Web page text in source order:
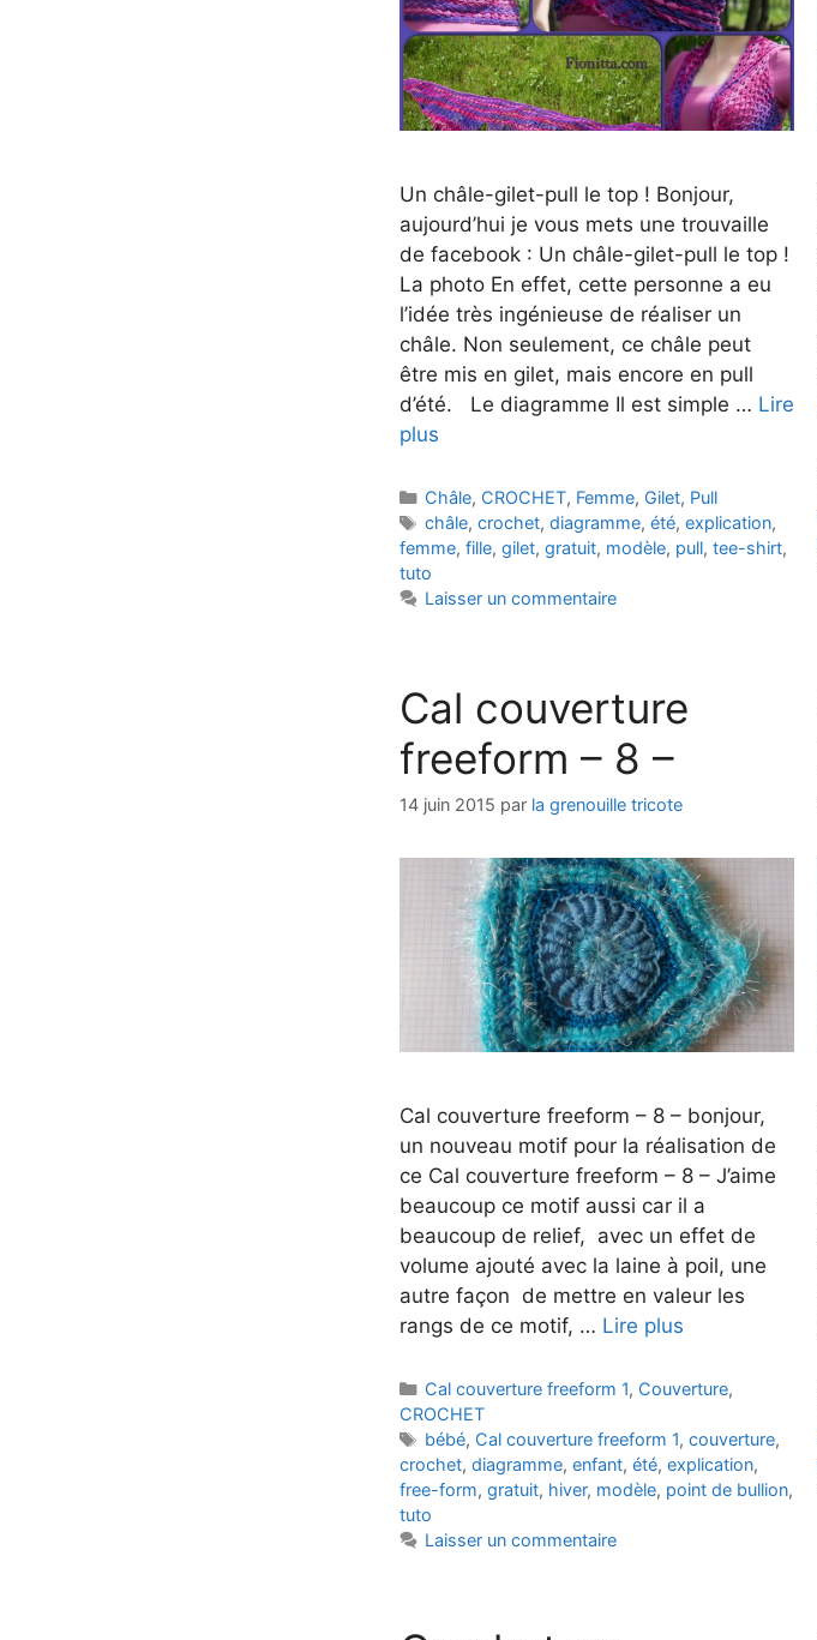
Un châle-gilet-pull le top ! Bonjour,
aujourd’hui je vous mets une trouvaille
de facebook : Un châle-gilet-pull le top !
La photo En effet, cette personne a eu
l’idée très ingénieuse de réaliser un
châle. Non seulement, ce châle peut
être mis en gilet, mais encore en pull
d’été. Le diagramme Il est simple … Lire
plus
Catégories
Châle, CROCHET, Femme, Gilet, Pull
Étiquettes
châle,crochet,diagramme,été,explication,
femme, fille, gilet, gratuit, modèle, pull, tee-shirt,
tuto
Laisser un commentaire
Cal couverture
freeform – 8 –
14 juin 2015 par la grenouille tricote
Cal couverture freeform – 8 – bonjour,
un nouveau motif pour la réalisation de
ce Cal couverture freeform – 8 – J’aime
beaucoup ce motif aussi car il a
beaucoup de relief, avec un effet de
volume ajouté avec la laine à poil, une
autre façon de mettre en valeur les
rangs de ce motif, … Lire plus
Catégories
Cal couverture freeform 1, Couverture,
CROCHET
Étiquettes
bébé, Cal couverture freeform 1,couverture,
crochet, diagramme, enfant, été, explication,
free-form, gratuit, hiver, modèle, point de bullion,
tuto
Laisser un commentaire